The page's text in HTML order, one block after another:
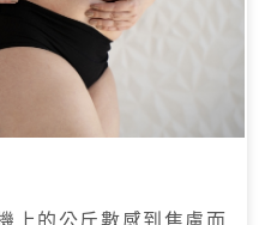
上的公斤數感到焦慮而